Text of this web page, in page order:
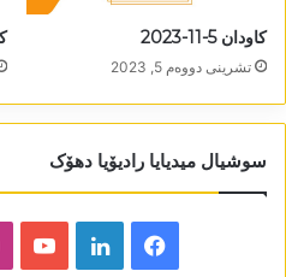
کاودان 5-11-2023
تشرینی دووه‌م 5, 2023
سوشیال میدیایا رادیۆیا دھۆک
Facebook
LinkedIn